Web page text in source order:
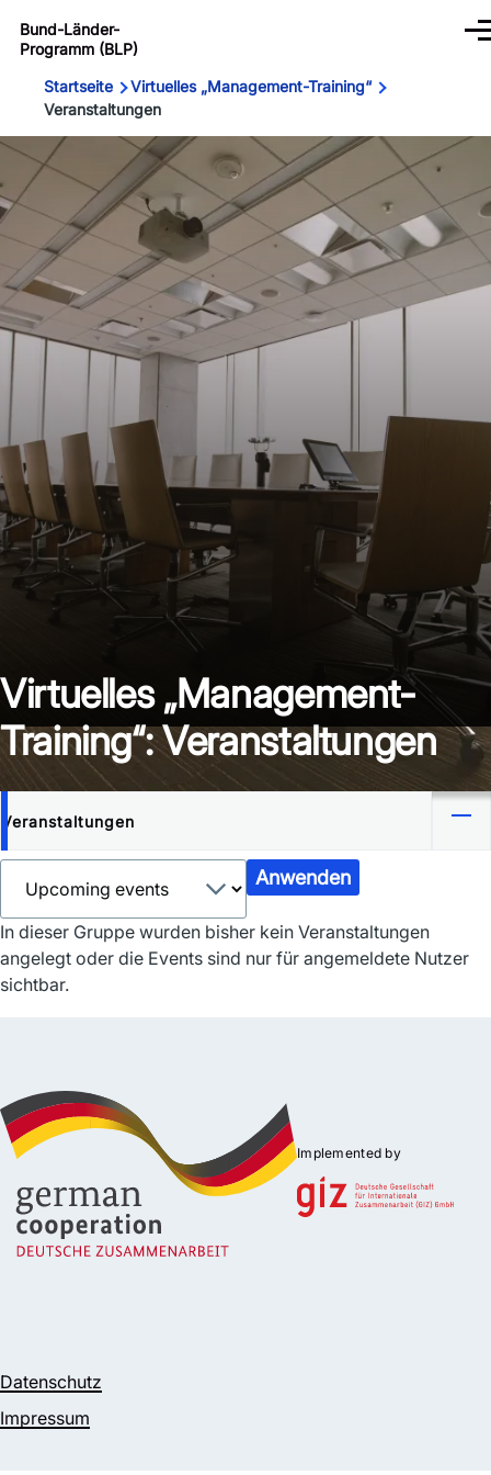
zum
Bund-Länder-
Programm (BLP)
Pfadnavigation
Startseite
Virtuelles „Management-Training“
Veranstaltungen
Virtuelles „Management-
Training“: Veranstaltungen
Primary
tabs
Veranstaltungen
In dieser Gruppe wurden bisher kein Veranstaltungen
angelegt oder die Events sind nur für angemeldete Nutzer
sichtbar.
Implemented by
Fußzeile
Datenschutz
Impressum